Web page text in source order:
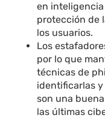
en
protección de
los usuarios.
Los
por lo que
técnicas de
identificarlas
son una
las últimas